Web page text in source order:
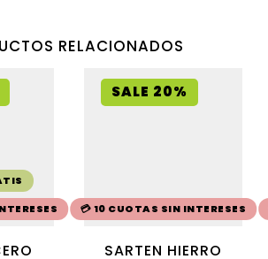
RELACIONADOS
SALE 20%
💳 10 CUOTAS SIN INTERESES
SARTEN HIERRO